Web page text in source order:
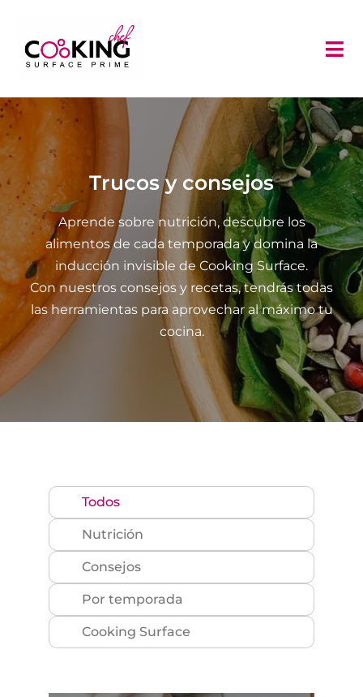
contenido
Recetas
Consulta al chef
Trucos y consejos
Inducción Invisible
Contacto
Trucos y consejos
Aprende sobre nutrición, descubre los
alimentos de cada temporada y domina la
inducción invisible de Cooking Surface.
Con nuestros consejos y recetas, tendrás todas
las herramientas para aprovechar al máximo tu
cocina.
Todos
Nutrición
Consejos
Por temporada
Cooking Surface